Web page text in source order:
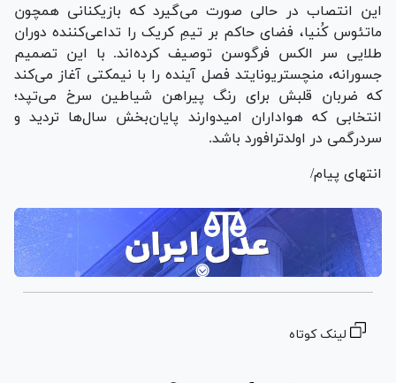
این انتصاب در حالی صورت می‌گیرد که بازیکنانی همچون
ماتئوس کُنیا، فضای حاکم بر تیمِ کریک را تداعی‌کننده دوران
طلایی سر الکس فرگوسن توصیف کرده‌اند. با این تصمیم
جسورانه، منچستریونایتد فصل آینده را با نیمکتی آغاز می‌کند
که ضربان قلبش برای رنگ پیراهن شیاطین سرخ می‌تپد؛
انتخابی که هواداران امیدوارند پایان‌بخش سال‌ها تردید و
سردرگمی در اولدترافورد باشد.
انتهای پیام/
لینک کوتاه